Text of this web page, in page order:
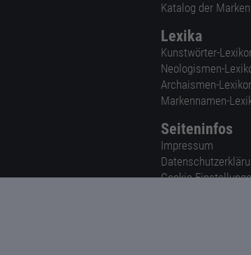
Katalog der
Lexika
Kunstwörter-
Neologismen-
Archaismen-
Markennamen-
Seiteninfos
Impressum
Cookie-